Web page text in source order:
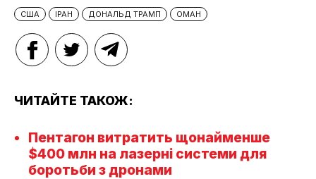
США ІРАН ДОНАЛЬД ТРАМП ОМАН
ЧИТАЙТЕ ТАКОЖ:
Пентагон витратить щонайменше
$400 млн на лазерні системи для
боротьби з дронами